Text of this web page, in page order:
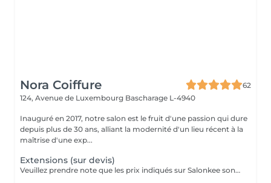
Nora Coiffure
62
124, Avenue de Luxembourg Bascharage L-4940
Inauguré en 2017, notre salon est le fruit d'une passion qui dure
depuis plus de 30 ans, alliant la modernité d'un lieu récent à la
maîtrise d'une exp...
Extensions (sur devis)
Veuillez prendre note que les prix indiqués sur Salonkee sont communiqués à titre informatif et s'entendent de base. Ces derniers sont susceptibles de varier selon le diagnostic réalisé à votre arrivée au salon et l'expertise du professionnel à qui vous confiez votre beauté. Dans tous les cas, un devis précis vous sera proposé et toutes réalisations de prestations seront effectuées avec votre accord. Un grand merci d'avance pour votre compréhension. Au plaisir de vous revoir très vite.